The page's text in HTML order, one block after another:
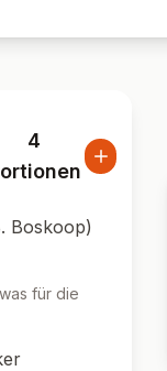
4
Boskoop)
für die